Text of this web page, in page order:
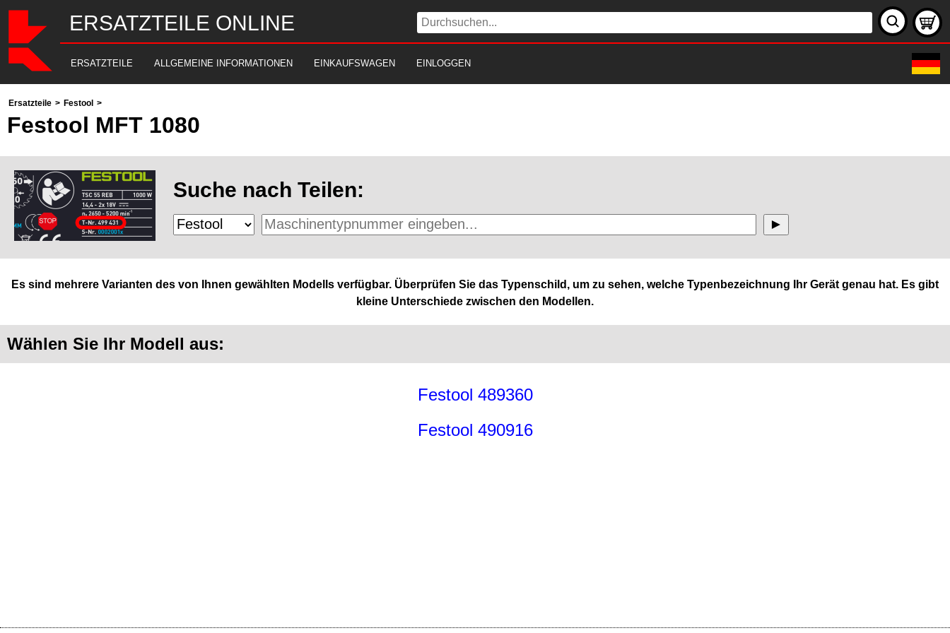
ERSATZTEILE ONLINE
ERSATZTEILE ALLGEMEINE INFORMATIONEN EINKAUFSWAGEN EINLOGGEN
Ersatzteile > Festool >
Festool MFT 1080
Suche nach Teilen:
Es sind mehrere Varianten des von Ihnen gewählten Modells verfügbar. Überprüfen Sie das Typenschild, um zu sehen, welche Typenbezeichnung Ihr Gerät genau hat. Es gibt
kleine Unterschiede zwischen den Modellen.
Wählen Sie Ihr Modell aus:
Festool 489360
Festool 490916